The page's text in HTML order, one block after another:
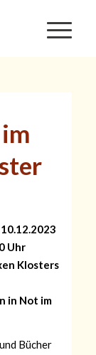
Uhr
Klosters
in Not im
Bücher